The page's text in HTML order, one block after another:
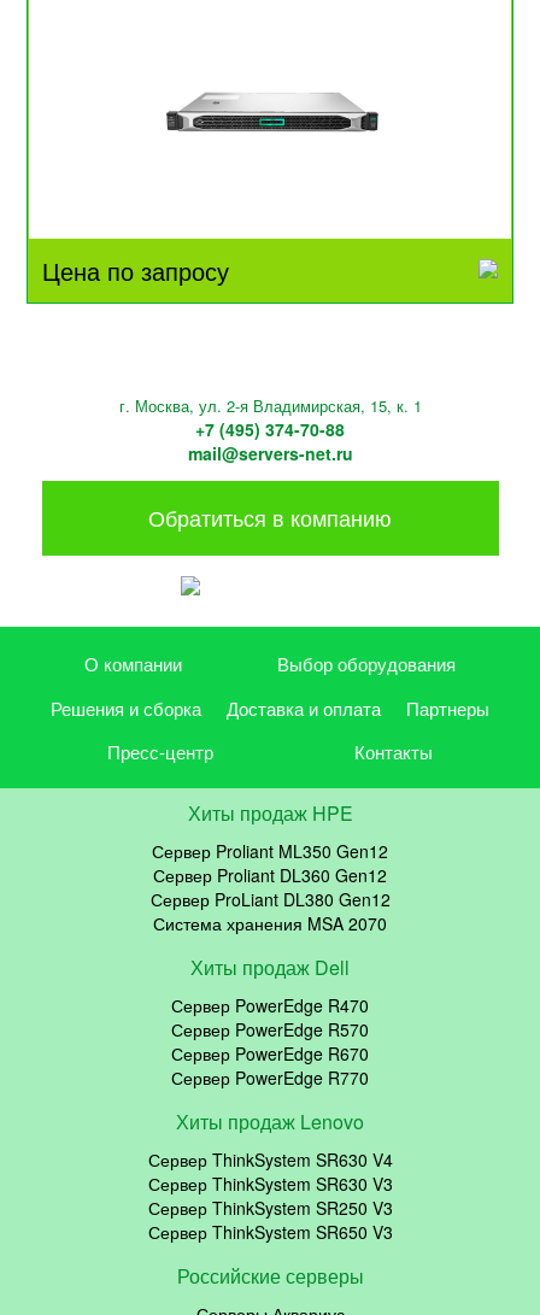
Цена по запросу
г. Москва, ул. 2-я Владимирская, 15, к. 1
+7 (495) 374-70-88
mail@servers-net.ru
Обратиться в компанию
О компании
Выбор оборудования
Решения и сборка
Доставка и оплата
Партнеры
Пресс-центр
Контакты
Хиты продаж HPE
Сервер Proliant ML350 Gen12
Сервер Proliant DL360 Gen12
Сервер ProLiant DL380 Gen12
Система хранения MSA 2070
Хиты продаж Dell
Сервер PowerEdge R470
Сервер PowerEdge R570
Сервер PowerEdge R670
Сервер PowerEdge R770
Хиты продаж Lenovo
Сервер ThinkSystem SR630 V4
Сервер ThinkSystem SR630 V3
Сервер ThinkSystem SR250 V3
Сервер ThinkSystem SR650 V3
Российские серверы